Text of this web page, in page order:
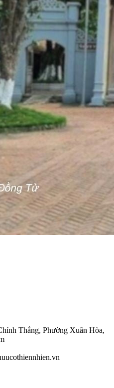
Thắng, Phường Xuân Hòa,